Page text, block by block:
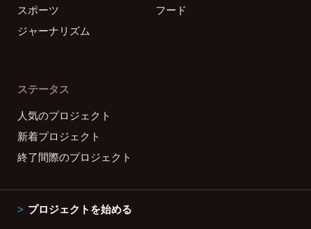
スポーツ
フード
ジャーナリズム
ステータス
人気のプロジェクト
新着プロジェクト
終了間際のプロジェクト
プロジェクトを始める